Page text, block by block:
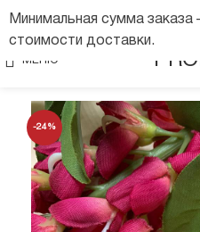
МЕНЮ
-24%
Минимальная сумма заказа
стоимости доставки.